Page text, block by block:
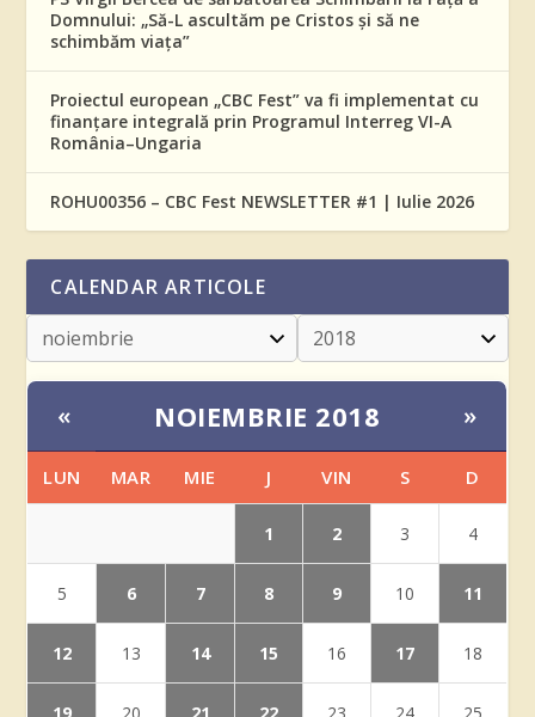
Domnului: „Să-L ascultăm pe Cristos și să ne
schimbăm viața”
Proiectul european „CBC Fest” va fi implementat cu
finanțare integrală prin Programul Interreg VI-A
România–Ungaria
ROHU00356 – CBC Fest NEWSLETTER #1 | Iulie 2026
CALENDAR ARTICOLE
« NOIEMBRIE 2018 »
LUN MAR MIE J VIN S D
1 2 3 4
5 6 7 8 9 10 11
12 13 14 15 16 17 18
19 21 22